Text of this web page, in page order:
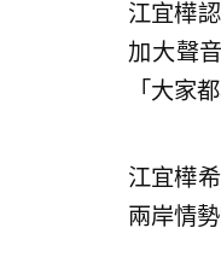
江宜樺
加大聲
「大家
江宜樺
兩岸情